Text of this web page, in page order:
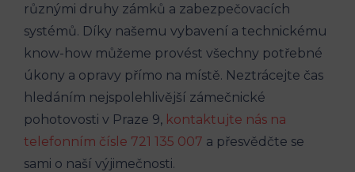
různými druhy zámků a zabezpečovacích
systémů. Díky našemu vybavení a technickému
know-how můžeme provést všechny potřebné
úkony a opravy přímo na místě. Neztrácejte čas
hledáním nejspolehlivější zámečnické
pohotovosti v Praze 9, kontaktujte nás na
telefonním čísle 721 135 007 a přesvědčte se
sami o naší výjimečnosti.